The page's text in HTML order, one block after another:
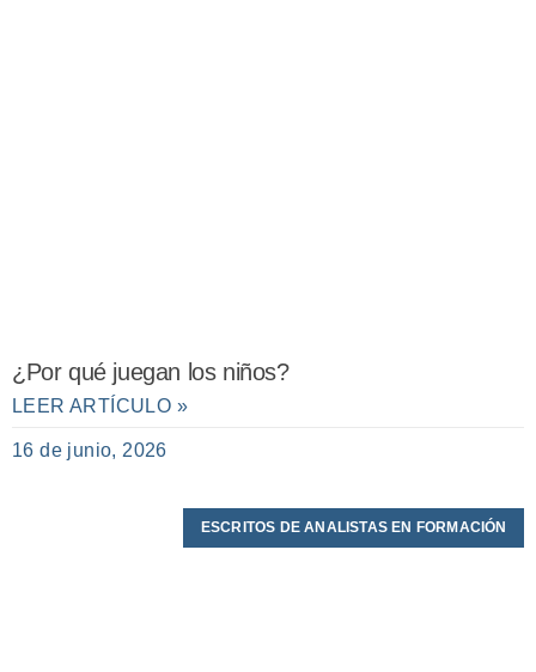
¿Por qué juegan los niños?
LEER ARTÍCULO »
16 de junio, 2026
ESCRITOS DE ANALISTAS EN FORMACIÓN